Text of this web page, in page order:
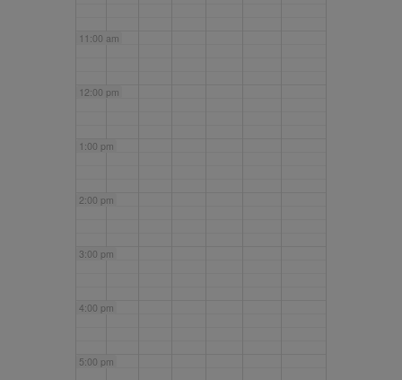
11:00 am
12:00 pm
1:00 pm
2:00 pm
3:00 pm
4:00 pm
5:00 pm